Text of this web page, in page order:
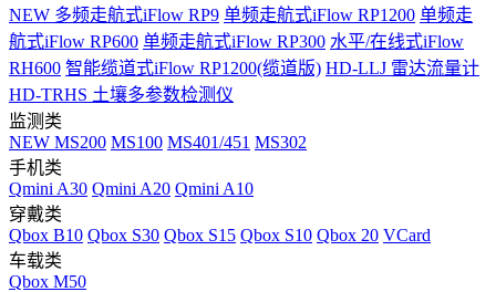
NEW 多频走航式iFlow RP9 单频走航式iFlow RP1200 单频走
航式iFlow RP600 单频走航式iFlow RP300 水平/在线式iFlow
RH600 智能缆道式iFlow RP1200(缆道版) HD-LLJ 雷达流量计
HD-TRHS 土壤多参数检测仪
监测类
NEW MS200 MS100 MS401/451 MS302
手机类
Qmini A30 Qmini A20 Qmini A10
穿戴类
Qbox B10 Qbox S30 Qbox S15 Qbox S10 Qbox 20 VCard
车载类
Qbox M50